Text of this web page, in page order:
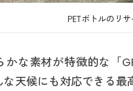
PETボトルのリ
かな素材が特徴的な「
天候にも対応できる